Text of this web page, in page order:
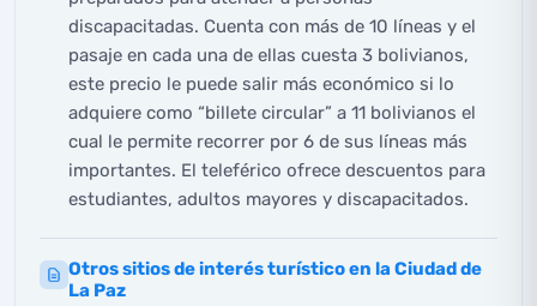
discapacitadas. Cuenta con más de 10 líneas y el
pasaje en cada una de ellas cuesta 3 bolivianos,
este precio le puede salir más económico si lo
adquiere como “billete circular” a 11 bolivianos el
cual le permite recorrer por 6 de sus líneas más
importantes. El teleférico ofrece descuentos para
estudiantes, adultos mayores y discapacitados.
Otros sitios de interés turístico en la Ciudad de
La Paz